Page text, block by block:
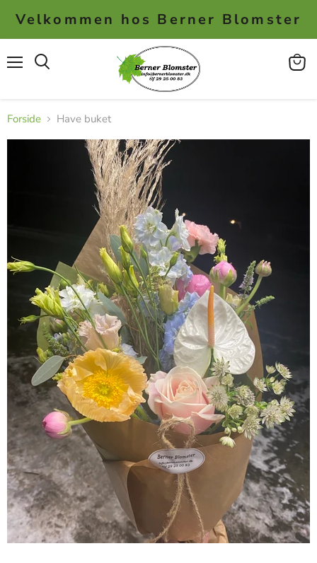
Velkommen hos Berner Blomster
Se
Forside Have buket